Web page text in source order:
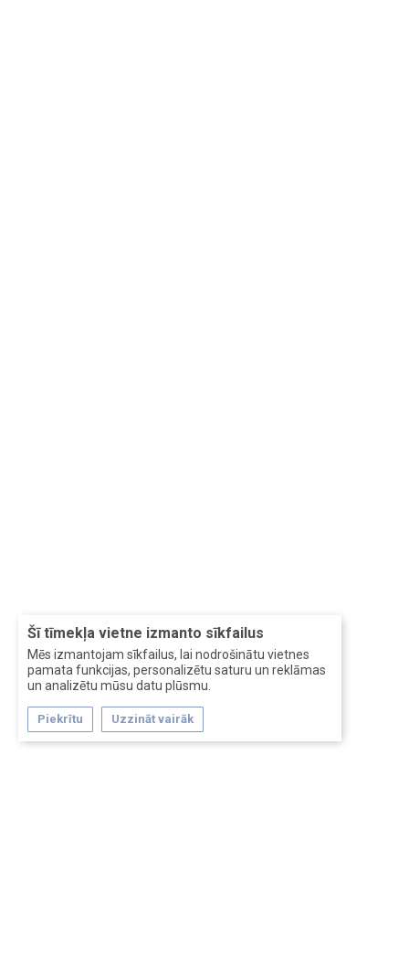
Šī tīmekļa vietne izmanto sīkfailus
Mēs izmantojam sīkfailus, lai nodrošinātu vietnes
pamata funkcijas, personalizētu saturu un reklāmas
un analizētu mūsu datu plūsmu.
Piekrītu Uzzināt vairāk